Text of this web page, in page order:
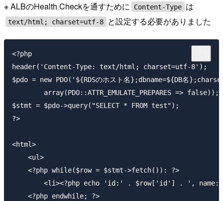
※ ALBのHealth Checkを通すために Content-Type は
text/html; charset=utf-8 と設定する必要がありました
<?php
header('Content-Type: text/html; charset=utf-8');
$pdo = new PDO('${RDSのホスト名};dbname=${DB名
        array(PDO::ATTR_EMULATE_PREPARES => false));
$stmt = $pdo->query("SELECT * FROM test");
?>
<html>
    <ul>
    <?php while($row = $stmt->fetch()): ?>
<li><?php echo 'id:' . $row['id'] . ', name:
    <?php endwhile; ?>